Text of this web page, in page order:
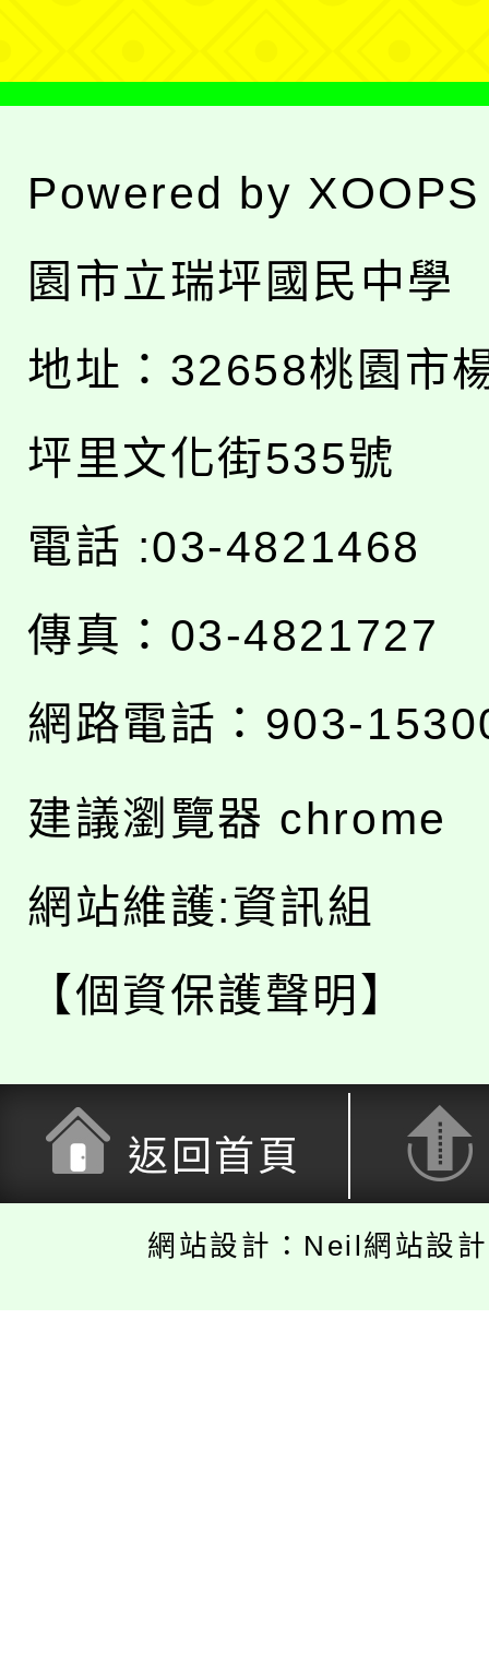
Powered by XOOPS
園市立瑞坪國民中學
地址： 32658桃園市
坪里文化街535號
電話 :03-4821468
傳真：03-4821727
網路電話：903-
建議瀏覽器 chrome
網站維護:資訊組
【個資保護聲明】
返回首頁
網站設計：Neil網站設